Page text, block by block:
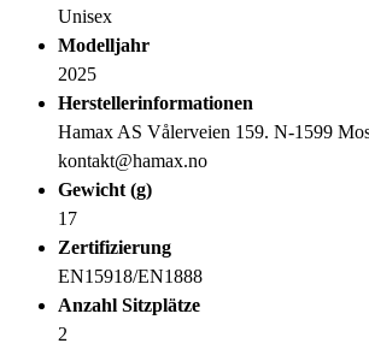
Unisex
Modelljahr
2025
Herstellerinformationen
Hamax AS Vålerveien 159. N-1599
kontakt@hamax.no
Gewicht (g)
17
Zertifizierung
EN15918/EN1888
Anzahl Sitzplätze
2